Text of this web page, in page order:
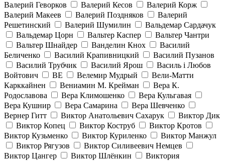
Валерий Геворков
Валерий Кесов
Валерий Корж
Валерий Макеев
Валерий Поздняков
Валерий
Решетинский
Валерий Шумилин
Вальдемар Сардачук
Вальдемар Цорн
Вальтер Каспер
Вальтер Чантри
Вальтер Шнайдер
Ванделин Кнох
Василий
Беличенко
Василий Крапивницкий
Василий Пузанов
Василий Трубчик
Василий Ярош
Василь і Любов
Войтович
ВЕ Велемир Мудрый
Вели-Матти
Карккайнен
Вениамин М. Крейман
Вера К.
Родославова
Вера Климошенко
Вера Кульгавая
Вера Кушнир
Вера Самарина
Вера Шевченко
Вернер Гитт
Виктор Анатольевич Сахарук
Виктор Дик
Виктор Копец
Виктор Коструб
Виктор Кротов
Виктор Кузьменко
Виктор Куриленко
Виктор Манжул
Виктор Рягузов
Виктор Силивеевич Немцев
Виктор Цангер
Виктор Шлёнкин
Виктория